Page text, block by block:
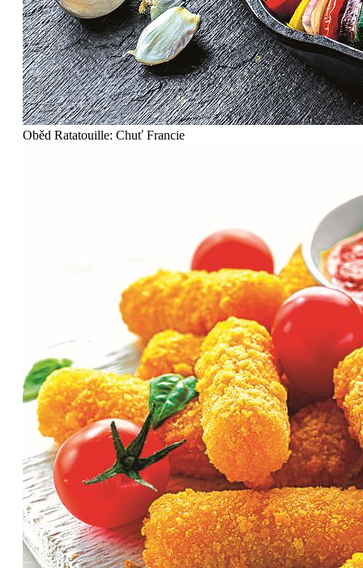
Oběd Ratatouille: Chuť Francie